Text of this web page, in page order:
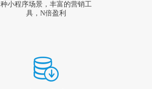
种小程序场景，丰富的营销工
具，N倍盈利